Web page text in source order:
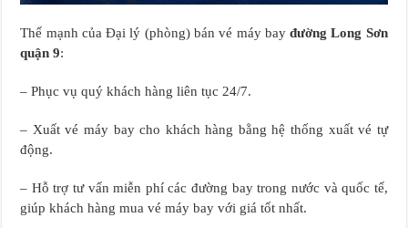
Thế mạnh của Đại lý (phòng) bán vé máy bayđường Long Sơn
quận 9:
– Phục vụ quý khách hàng liên tục 24/7.
– Xuất vé máy bay cho khách hàng bằng hệ thống xuất vé tự
động.
– Hỗ trợ tư vấn miễn phí các đường bay trong nước và quốc tế,
giúp khách hàng mua vé máy bay với giá tốt nhất.